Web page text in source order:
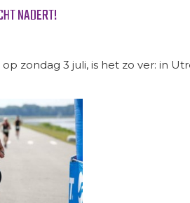
NADERT!
zondag 3 juli, is het zo ver: in